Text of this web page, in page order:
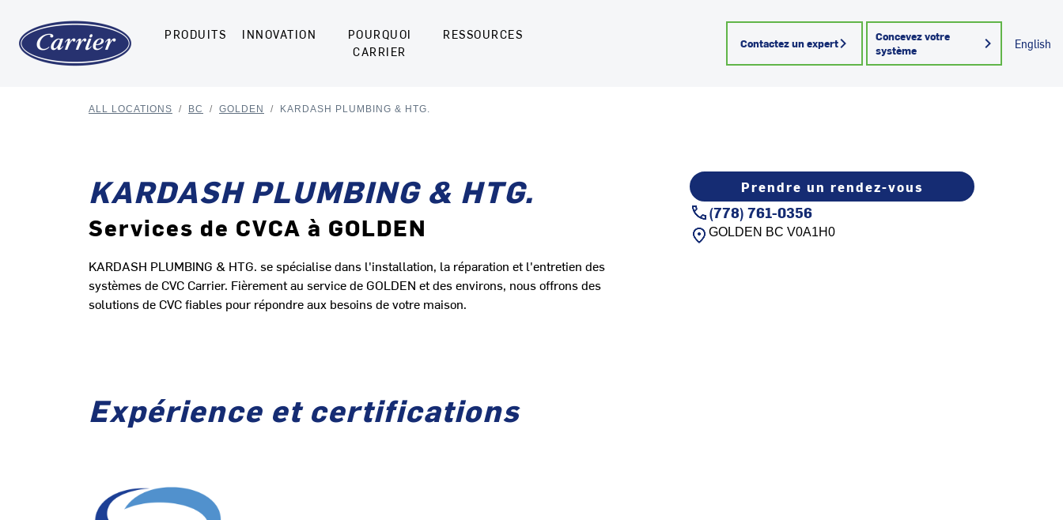
PRODUITS INNOVATION
POURQUOI
CARRIER
RESSOURCES
Contactez un expert
Concevez votre
système
English
ALL LOCATIONS / BC / GOLDEN / KARDASH PLUMBING & HTG.
KARDASH PLUMBING & HTG.
Services de CVCA à GOLDEN
KARDASH PLUMBING & HTG. se spécialise dans l'installation, la réparation et l'entretien des
systèmes de CVC Carrier. Fièrement au service de GOLDEN et des environs, nous offrons des
solutions de CVC fiables pour répondre aux besoins de votre maison.
Prendre un rendez-vous
(778) 761-0356
GOLDEN BC V0A1H0
Expérience et certifications